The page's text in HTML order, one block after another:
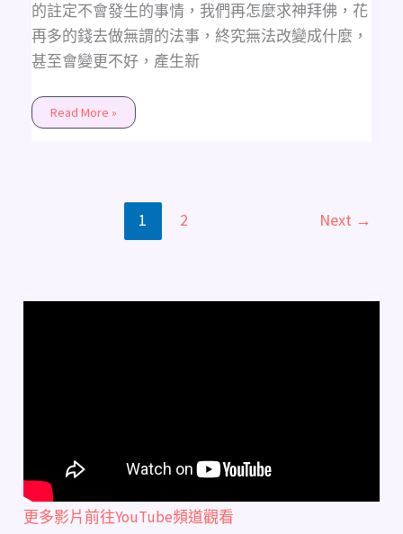
的註定不會發生的事情，我們再怎麼求神拜佛，花
再多的錢去做無謂的法事，終究無法改變成什麼，
甚至會變更不好，產生新
Read More »
1 2 Next →
更多影片前往YouTube頻道觀看